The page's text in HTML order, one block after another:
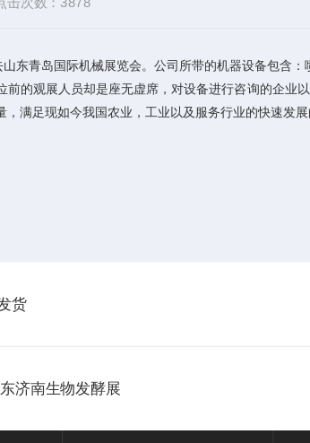
东青岛国际机械展览会。公司所带的机器设备包含
前的观展人员却是座无虚席，对设备进行咨询的企
满足现如今我国农业，工业以及服务行业的快速发
货
济南生物发酵展